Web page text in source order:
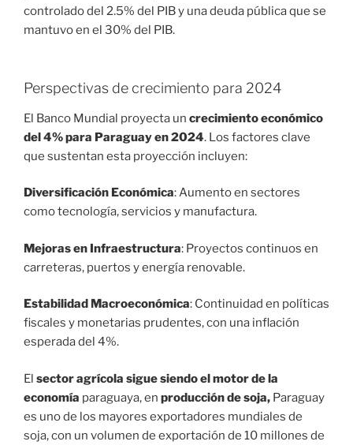
controlado del 2.5% del PIB y una deuda pública que se
mantuvo en el 30% del PIB.
Perspectivas de crecimiento para 2024
El Banco Mundial proyecta un crecimiento económico
del 4% para Paraguay en 2024. Los factores clave
que sustentan esta proyección incluyen:
Diversificación Económica: Aumento en sectores
como tecnología, servicios y manufactura.
Mejoras en Infraestructura: Proyectos continuos en
carreteras, puertos y energía renovable.
Estabilidad Macroeconómica: Continuidad en políticas
fiscales y monetarias prudentes, con una inflación
esperada del 4%.
El sector agrícola sigue siendo el motor de la
economía paraguaya, en producción de soja, Paraguay
es uno de los mayores exportadores mundiales de
soja, con un volumen de exportación de 10 millones de